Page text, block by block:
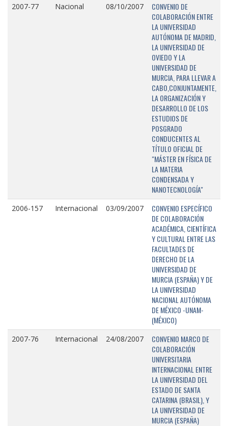
2007-77 Nacional 08/10/2007
CONVENIO DE
COLABORACIÓN ENTRE
LA UNIVERSIDAD
AUTÓNOMA DE MADRID,
LA UNIVERSIDAD DE
OVIEDO Y LA
UNIVERSIDAD DE
MURCIA, PARA LLEVAR A
CABO,CONJUNTAMENTE,
LA ORGANIZACIÓN Y
DESARROLLO DE LOS
ESTUDIOS DE
POSGRADO
CONDUCENTES AL
TÍTULO OFICIAL DE
"MÁSTER EN FÍSICA DE
LA MATERIA
CONDENSADA Y
NANOTECNOLOGÍA"
2006-157 Internacional 03/09/2007
CONVENIO ESPECÍFICO
DE COLABORACIÓN
ACADÉMICA, CIENTÍFICA
Y CULTURAL ENTRE LAS
FACULTADES DE
DERECHO DE LA
UNIVERSIDAD DE
MURCIA (ESPAÑA) Y DE
LA UNIVERSIDAD
NACIONAL AUTÓNOMA
DE MÉXICO -UNAM-
(MÉXICO)
2007-76 Internacional 24/08/2007
CONVENIO MARCO DE
COLABORACIÓN
UNIVERSITARIA
INTERNACIONAL ENTRE
LA UNIVERSIDAD DEL
ESTADO DE SANTA
CATARINA (BRASIL), Y
LA UNIVERSIDAD DE
MURCIA (ESPAÑA)